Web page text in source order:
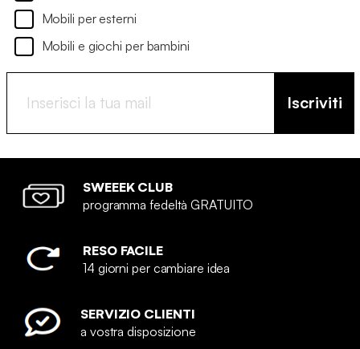
Mobili per esterni
Mobili e giochi per bambini
Iscriviti
SWEEEK CLUB
programma fedeltà GRATUITO
RESO FACILE
14 giorni per cambiare idea
SERVIZIO CLIENTI
a vostra disposizione